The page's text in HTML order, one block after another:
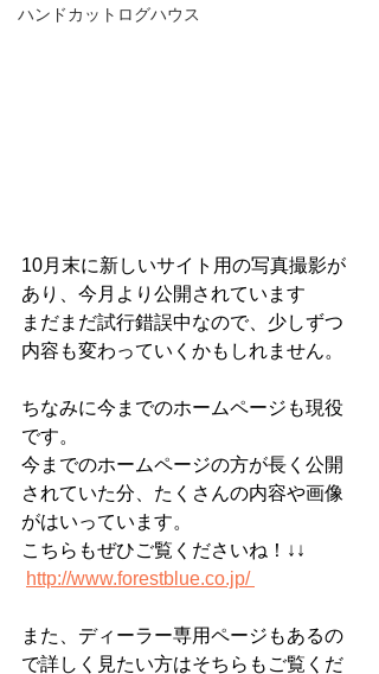
ハンドカットログハウス
10月末に新しいサイト用の写真撮影が
あり、今月より公開されています
まだまだ試行錯誤中なので、少しずつ
内容も変わっていくかもしれません。
ちなみに今までのホームページも現役
です。
今までのホームページの方が長く公開
されていた分、たくさんの内容や画像
がはいっています。
こちらもぜひご覧くださいね！↓↓
http://www.forestblue.co.jp/
また、ディーラー専用ページもあるの
で詳しく見たい方はそちらもご覧くだ